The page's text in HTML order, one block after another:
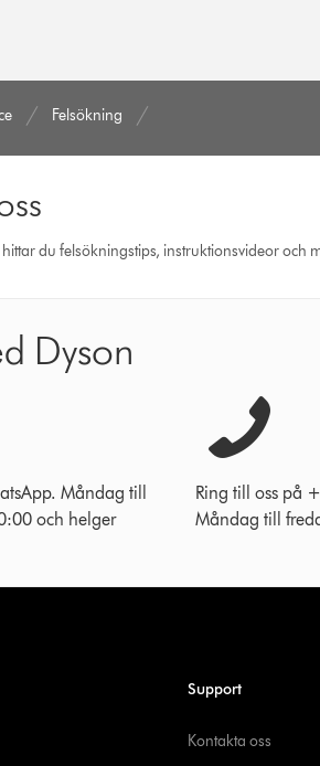
Felsökning
hittar du felsökningstips, instruktionsvideor och
Dyson
Måndag till
och helger
Ring till oss på
Måndag till
Support
Kontakta oss